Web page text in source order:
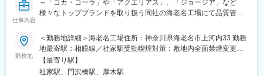
■働きやすい環境
・借り上げ社宅制度有
・残業20ｈ程
■組織構成
仕事内容
～「コカ・コーラ」や「アクエリアス」、「ジョージア」など
様々なトップブランドを取り扱う同社の海老名工場にて品質管理
■職務内容：当社の品質管理スタッフとして、コカ・コーラ製品の
品質管理および工程状態の確認をお任せ致します。
【具体的な業務内容】
勤務地
＜勤務地詳細＞海老名工場住所：神奈川県海老名市上河内33 勤務
地最寄駅：相膜線／社家駅受動喫煙対策：敷地内全面禁煙変更の
範囲：会社の定める事業所
【最寄り駅】
社家駅、門沢橋駅、厚木駅